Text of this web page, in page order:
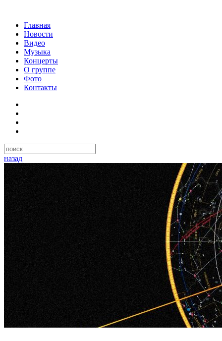
Главная
Новости
Видео
Музыка
Концерты
О группе
Фото
Контакты
назад